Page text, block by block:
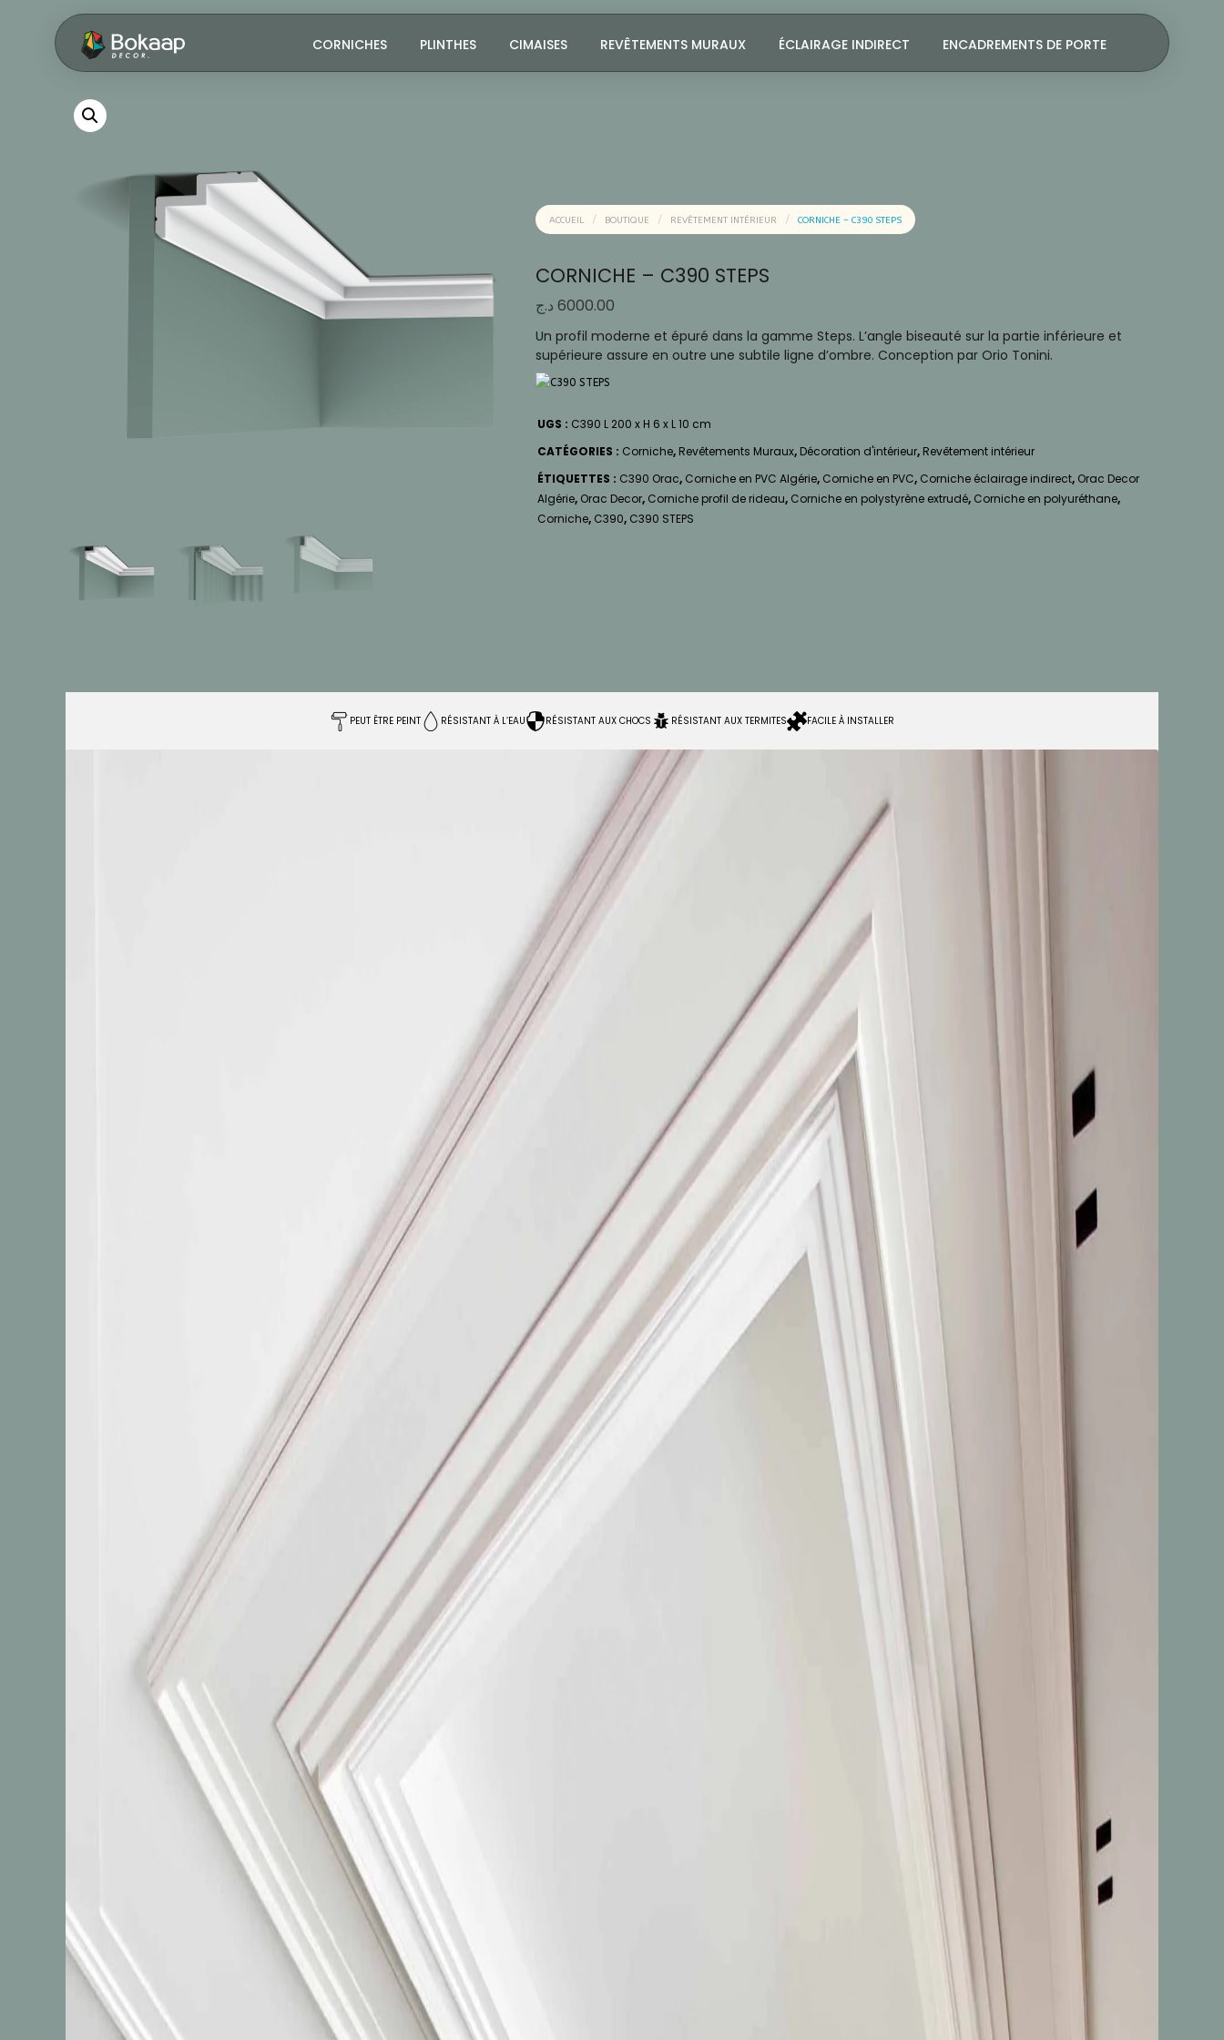
CORNICHES PLINTHES CIMAISES REVÊTEMENTS MURAUX ÉCLAIRAGE INDIRECT ENCADREMENTS DE PORTE
ACCUEIL BOUTIQUE REVÊTEMENT INTÉRIEUR CORNICHE – C390 STEPS
CORNICHE – C390 STEPS
6000.00 د.ج
Un profil moderne et épuré dans la gamme Steps. L’angle biseauté sur la partie inférieure et
supérieure assure en outre une subtile ligne d’ombre. Conception par Orio Tonini.
UGS : C390 L 200 x H 6 x L 10 cm
CATÉGORIES : Corniche, Revêtements Muraux, Décoration d'intérieur, Revêtement intérieur
ÉTIQUETTES : C390 Orac, Corniche en PVC Algérie, Corniche en PVC, Corniche éclairage indirect, Orac Decor
Algérie, Orac Decor, Corniche profil de rideau, Corniche en polystyrène extrudé, Corniche en polyuréthane,
Corniche, C390, C390 STEPS
PEUT ÊTRE PEINT RÉSISTANT À L’EAU RÉSISTANT AUX CHOCS RÉSISTANT AUX TERMITES FACILE À INSTALLER